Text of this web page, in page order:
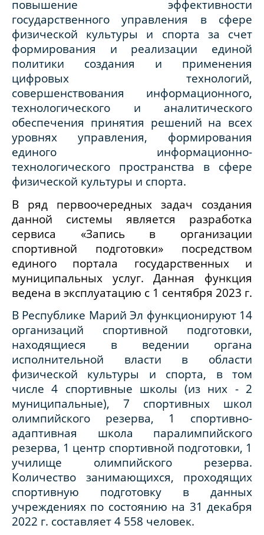
повышение эффективности
государственного управления в сфере
физической культуры и спорта за счет
формирования и реализации единой
политики создания и применения
цифровых технологий,
совершенствования информационного,
технологического и аналитического
обеспечения принятия решений на всех
уровнях управления, формирования
единого информационно-
технологического пространства в сфере
физической культуры и спорта.
В ряд первоочередных задач создания
данной системы является разработка
сервиса «Запись в организации
спортивной подготовки» посредством
единого портала государственных и
муниципальных услуг. Данная функция
ведена в эксплуатацию с 1 сентября 2023 г.
В Республике Марий Эл функционируют 14
организаций спортивной подготовки,
находящиеся в ведении органа
исполнительной власти в области
физической культуры и спорта, в том
числе 4 спортивные школы (из них - 2
муниципальные), 7 спортивных школ
олимпийского резерва, 1 спортивно-
адаптивная школа паралимпийского
резерва, 1 центр спортивной подготовки, 1
училище олимпийского резерва.
Количество занимающихся, проходящих
спортивную подготовку в данных
учреждениях по состоянию на 31 декабря
2022 г. составляет 4 558 человек.